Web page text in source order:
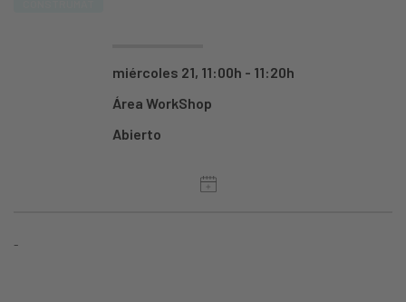
miércoles 21, 11:00h - 11:20h
Área WorkShop
Abierto
-